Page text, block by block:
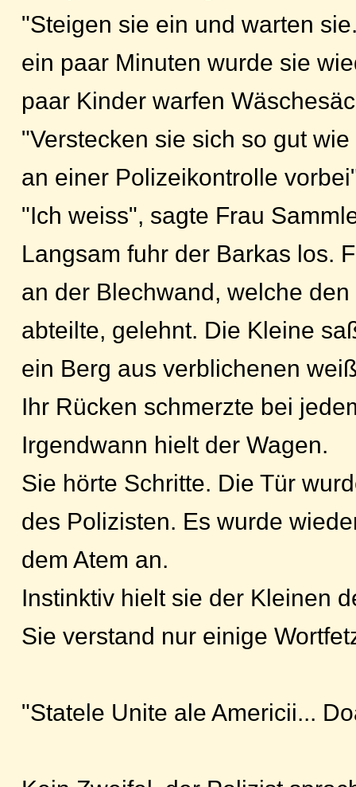
"Steigen sie ein und warten
ein paar Minuten wurde sie
paar Kinder warfen
"Verstecken sie sich so gut
an einer Polizeikontrolle
"Ich weiss", sagte Frau
Langsam fuhr der Barkas los.
an der Blechwand, welche
abteilte, gelehnt. Die Kleine
ein Berg aus verblichenen
Ihr Rücken schmerzte bei
Irgendwann hielt der Wagen.
Sie hörte Schritte. Die Tür
des Polizisten. Es wurde
dem Atem an.
Instinktiv hielt sie der Kleinen
Sie verstand nur einige
"Statele Unite ale Americii...